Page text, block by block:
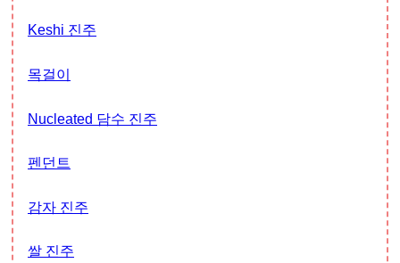
Keshi 진주
목걸이
Nucleated 담수 진주
펜던트
감자 진주
쌀 진주